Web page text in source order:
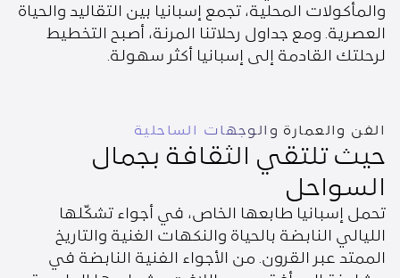
والمأكولات المحلية، تجمع إسبانيا بين التقاليد والحياة
العصرية. ومع جداول رحلاتنا المرنة، أصبح التخطيط
لرحلتك القادمة إلى إسبانيا أكثر سهولة.
الفن والعمارة والوجهات الساحلية
حيث تلتقي الثقافة بجمال
السواحل
تحمل إسبانيا طابعها الخاص، في أجواء تشكّلها
الليالي النابضة بالحياة والنكهات الغنية والتاريخ
الممتد عبر القرون. من الأجواء الفنية النابضة في